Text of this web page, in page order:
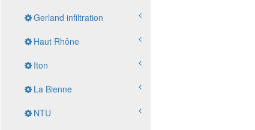
Gerland infiltration
Haut Rhône
Iton
La Bienne
NTU